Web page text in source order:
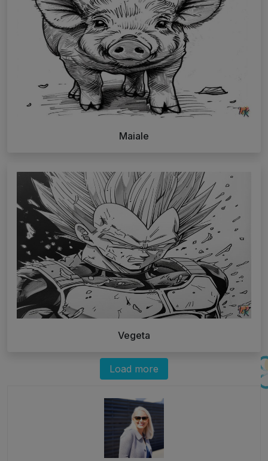
Maiale
Vegeta
Load more